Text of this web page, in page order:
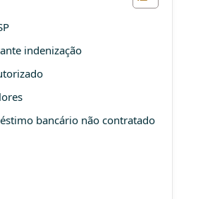
indenização
bancário não contratado